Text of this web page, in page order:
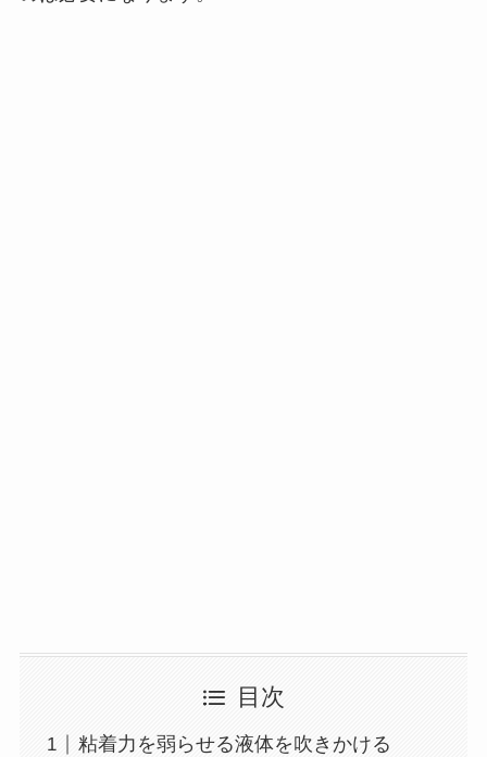
目次
粘着力を弱らせる液体を吹きかける